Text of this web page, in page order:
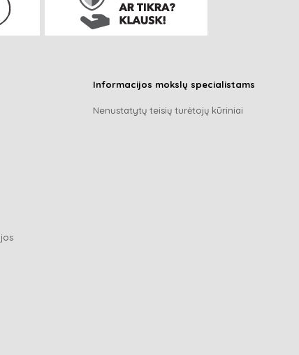
Informacijos mokslų specialistams
Nenustatytų teisių turėtojų kūriniai